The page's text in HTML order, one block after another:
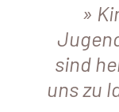
sind
uns zu